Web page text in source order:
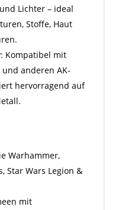
Lichter – ideal
Stoffe, Haut
: Kompatibel mit
anderen AK-
hervorragend auf
Warhammer,
Star Wars Legion &
mit